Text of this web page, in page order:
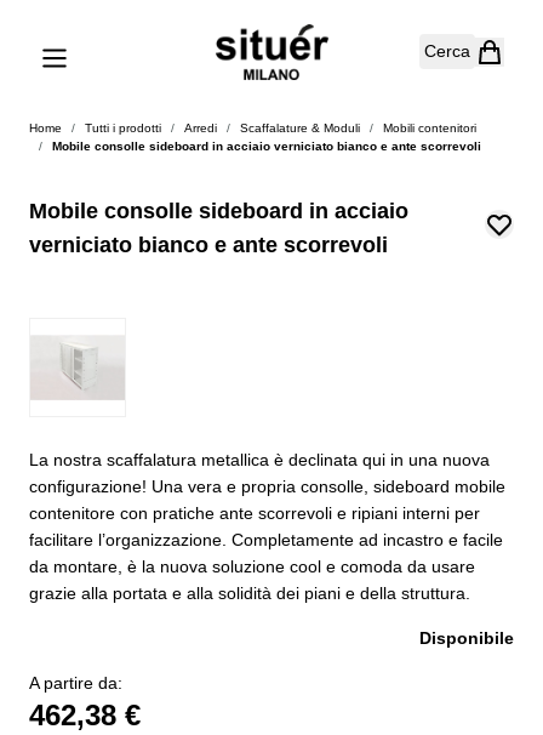
Cerca
Home / Tutti i prodotti / Arredi / Scaffalature & Moduli /
Mobili contenitori
/
Mobile consolle sideboard in acciaio verniciato bianco e ante scorrevoli
Mobile consolle sideboard in acciaio
verniciato bianco e ante scorrevoli
La nostra scaffalatura metallica è declinata qui in una nuova
configurazione! Una vera e propria consolle, sideboard mobile
contenitore con pratiche ante scorrevoli e ripiani interni per
facilitare l’organizzazione. Completamente ad incastro e facile
da montare, è la nuova soluzione cool e comoda da usare
grazie alla portata e alla solidità dei piani e della struttura.
Disponibile
A partire da:
462,38 €